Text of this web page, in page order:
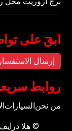
ابقَ على
إرسال الاستفسار
روابط
من نحنالسيارات
©هلا درايف